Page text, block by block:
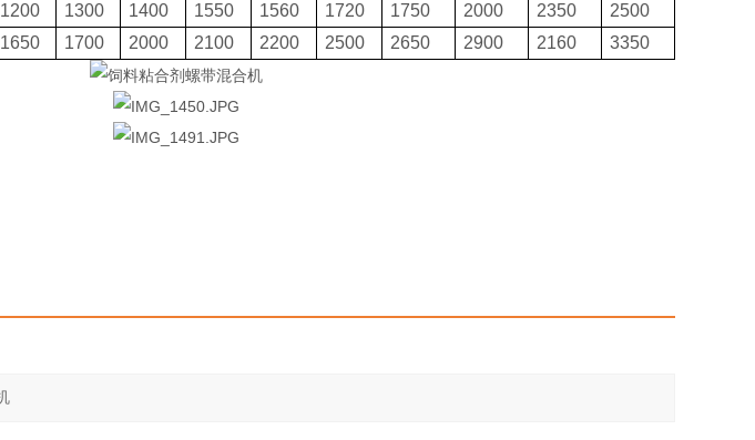
1200 1300 1400 1550 1560 1720 1750 2000 2350
2500
1650 1700 2000 2100 2200 2500 2650 2900 2160 3350